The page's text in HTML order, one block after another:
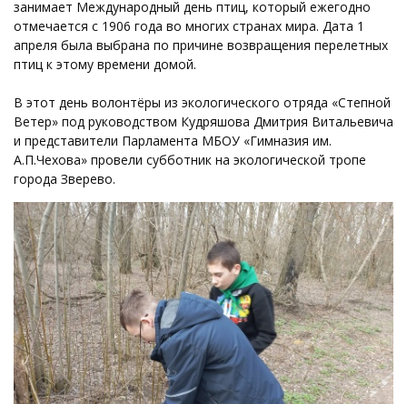
занимает Международный день птиц, который ежегодно
отмечается с 1906 года во многих странах мира. Дата 1
апреля была выбрана по причине возвращения перелетных
птиц к этому времени домой.
В этот день волонтёры из экологического отряда «Степной
Ветер» под руководством Кудряшова Дмитрия Витальевича
и представители Парламента МБОУ «Гимназия им.
А.П.Чехова» провели субботник на экологической тропе
города Зверево.